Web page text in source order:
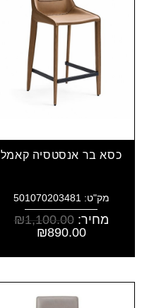
כסא בר אנסטסיה קאמל
מק"ט: 501070203481
מחיר: ₪1,100.00
₪890.00